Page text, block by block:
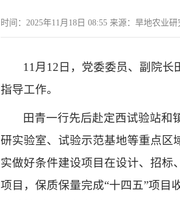
时间：2025年11月18日 08:55 来源：旱地农业
11月12日，党委委员、副院
指导工作。
田青一行先后赴定西试验站和
研实验室、试验示范基地等重点区
实做好条件建设项目在设计、招标
项目，保质保量完成“十四五”项目